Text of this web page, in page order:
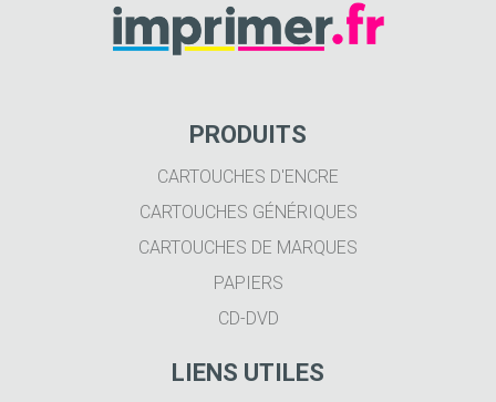
PRODUITS
CARTOUCHES D'ENCRE
CARTOUCHES GÉNÉRIQUES
CARTOUCHES DE MARQUES
PAPIERS
CD-DVD
LIENS UTILES